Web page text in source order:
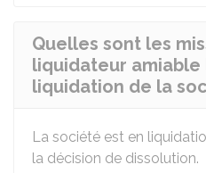
Quelles sont les
liquidateur amiable
liquidation de la
La société est en
la décision de dissolution.